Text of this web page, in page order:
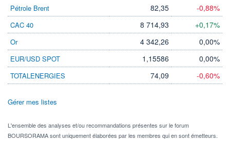
Pétrole Brent
82,35 -0,88%
CAC 40 8 714,93 +0,17%
Or 4 342,26 0,00%
EUR/USD SPOT 1,15586 0,00%
TOTALENERGIES 74,09 -0,60%
Gérer mes listes
L'ensemble des analyses et/ou recommandations présentes sur le forum
BOURSORAMA sont uniquement élaborées par les membres qui en sont émetteurs.